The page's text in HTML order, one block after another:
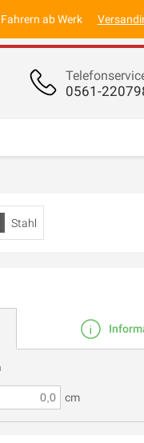
ab Werk
0561-
Stahl
cm